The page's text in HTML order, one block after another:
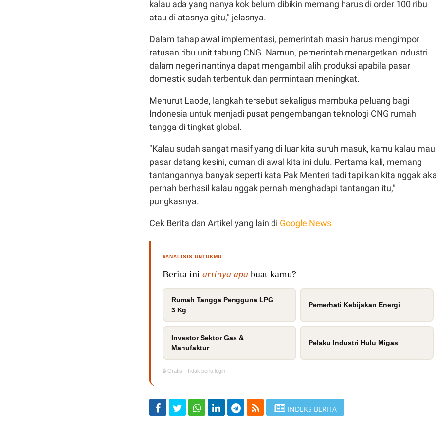
kalau ada yang nanya kok belum dibikin memang harus di order 100 ribu
atau di atasnya gitu," jelasnya.
Dalam tahap awal implementasi, pemerintah masih harus mengimpor
ratusan ribu unit tabung CNG. Namun, pemerintah menargetkan industri
dalam negeri nantinya dapat mengambil alih produksi apabila pasar
domestik sudah terbentuk dan permintaan meningkat.
Menurut Laode, langkah tersebut sekaligus membuka peluang bagi
Indonesia untuk menjadi pusat pengembangan teknologi CNG rumah
tangga di tingkat global.
"Kalau sudah sangat masif yang di luar kita suruh masuk, kamu kalau mau
pasar datang kesini, cuman di awal kita ini dulu. Pertama kali, memang
tantangannya banyak seperti kata Pak Menteri tadi tapi kan kita nggak
pernah berhasil kalau nggak pernah menghadapi tantangan itu,"
pungkasnya.
Cek Berita dan Artikel yang lain di Google News
ANALISIS UNTUKMU
Berita ini artinya apa buat kamu?
Rumah Tangga Pengguna LPG
3 Kg
→ Pemerhati Kebijakan Energi →
Investor Sektor Gas &
Manufaktur
→ Pelaku Industri Hulu Migas →
🔒 Gratis · Tidak perlu login
INDEKS BERITA